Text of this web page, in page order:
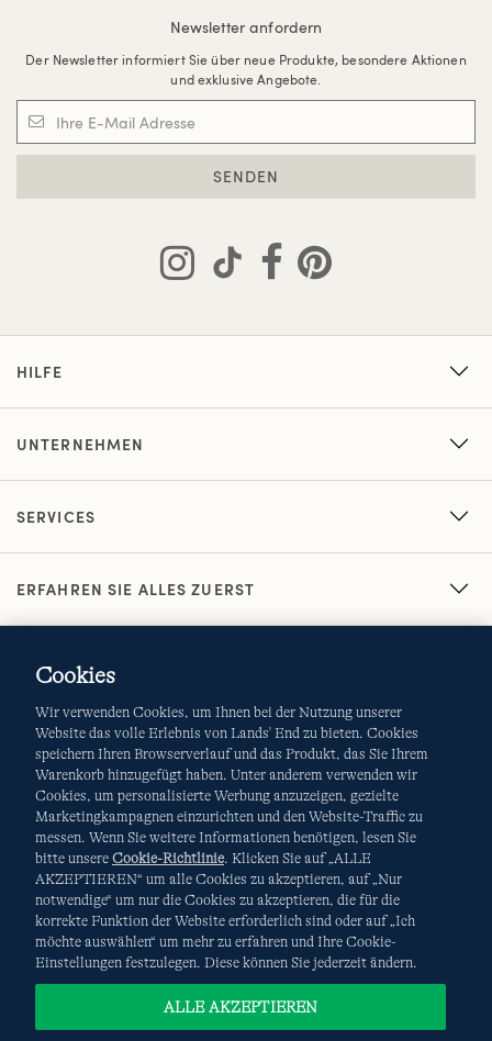
Newsletter anfordern
Der Newsletter informiert Sie über neue Produkte, besondere Aktionen
und exklusive Angebote.
SENDEN
HILFE
UNTERNEHMEN
SERVICES
ERFAHREN SIE ALLES ZUERST
AGB Datenschutz & Sicherheit
Cookies-Ich möchte auswählen Site Map
Internationale Websites
Diese Website ist durch reCAPTCHA geschützt. Es gelten die
DatenschutzerklärungundNutzungsbedingungen
Google.
Cookies
Wir verwenden Cookies, um Ihnen bei der Nutzung unserer
Website das volle Erlebnis von Lands' End zu bieten. Cookies
speichern Ihren Browserverlauf und das Produkt, das Sie Ihrem
Warenkorb hinzugefügt haben. Unter anderem verwenden wir
Cookies, um personalisierte Werbung anzuzeigen, gezielte
Marketingkampagnen einzurichten und den Website-Traffic zu
messen. Wenn Sie weitere Informationen benötigen, lesen Sie
bitte unsere Cookie-Richtlinie. Klicken Sie auf „ALLE
AKZEPTIEREN“ um alle Cookies zu akzeptieren, auf „Nur
notwendige“ um nur die Cookies zu akzeptieren, die für die
korrekte Funktion der Website erforderlich sind oder auf „Ich
möchte auswählen“ um mehr zu erfahren und Ihre Cookie-
Einstellungen festzulegen. Diese können Sie jederzeit ändern.
ALLE AKZEPTIEREN